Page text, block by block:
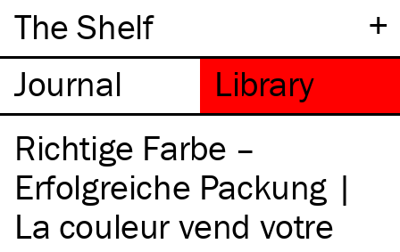
+
The Shelf
Richtige Farbe –
Erfolgreiche Packung |
La couleur vend votre